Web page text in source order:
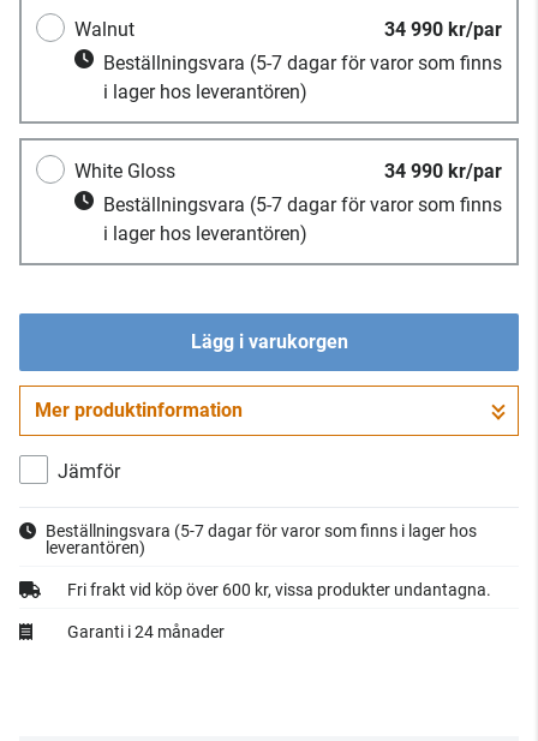
Walnut
34 990 kr/par
Beställningsvara (5-7 dagar för varor som finns
i lager hos leverantören)
White Gloss
34 990 kr/par
Beställningsvara (5-7 dagar för varor som finns
i lager hos leverantören)
Lägg i varukorgen
Gå till kassan
Mer produktinformation
Jämför
Beställningsvara (5-7 dagar för varor som finns i lager hos
leverantören)
Fri frakt vid köp över 600 kr, vissa produkter undantagna.
Garanti i 24 månader